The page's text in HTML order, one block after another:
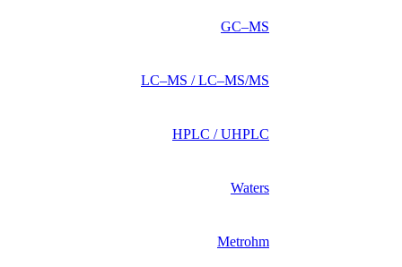
GC–MS
LC–MS / LC–MS/MS
HPLC / UHPLC
Waters
Metrohm